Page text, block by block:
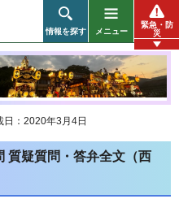
情報を探す メニュー
緊急・防
災
日：2020年3月4日
質疑質問・答弁全文（西